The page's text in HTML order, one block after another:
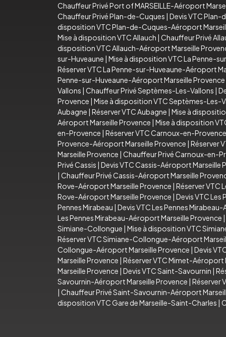
Chauffeur Privé Port of MARSEILLE-Aéroport
Chauffeur Privé Plan-de-Cuques | Devis VTC
disposition VTC Plan-de-Cuques-Aéroport
Mise à disposition VTC Allauch | Chauffeur Privé
disposition VTC Allauch-Aéroport Marseille
sur-Huveaune | Mise à disposition VTC La Penne-
Réserver VTC La Penne-sur-Huveaune-Aéroport
Penne-sur-Huveaune-Aéroport Marseille Provence
Vallons | Chauffeur Privé Septèmes-Les-Vallons |
Provence | Mise à disposition VTC Septèmes-Les-
Aubagne | Réserver VTC Aubagne | Mise à
Aéroport Marseille Provence | Mise à disposition
en-Provence | Réserver VTC Carnoux-en-Provence
Provence-Aéroport Marseille Provence | Réserver
Marseille Provence | Chauffeur Privé Carnoux-en-
Privé Cassis | Devis VTC Cassis-Aéroport Marseille
| Chauffeur Privé Cassis-Aéroport Marseille
Rove-Aéroport Marseille Provence | Réserver VTC
Rove-Aéroport Marseille Provence | Devis VTC Les
Pennes Mirabeau | Devis VTC Les Pennes
Les Pennes Mirabeau-Aéroport Marseille Provence |
Simiane-Collongue | Mise à disposition VTC
Réserver VTC Simiane-Collongue-Aéroport
Collongue-Aéroport Marseille Provence | Devis
Marseille Provence | Réserver VTC Mimet-Aéroport
Marseille Provence | Devis VTC Saint-Savournin |
Savournin-Aéroport Marseille Provence | Réserver
| Chauffeur Privé Saint-Savournin-Aéroport
disposition VTC Gare de Marseille-Saint-Charles |